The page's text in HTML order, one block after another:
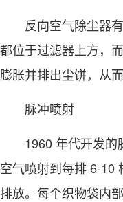
反向空气除尘器有
都位于过滤器上方，
膨胀并排出尘饼，从
脉冲喷射
1960 年代开发的脉
空气喷射到每排 6-10
排放。每个织物袋内